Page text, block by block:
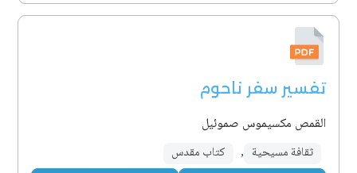
تفسير سفر ناحوم
القمص مكسيموس صموئيل
ثقافة مسيحية , كتاب مقدس